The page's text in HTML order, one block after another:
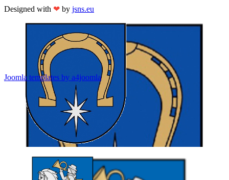
Designed with ❤ by jsns.eu
Joomla templates by a4joomla